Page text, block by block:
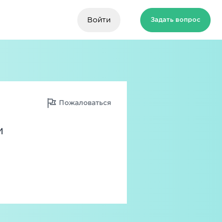
Войти Задать вопрос
Пожаловаться